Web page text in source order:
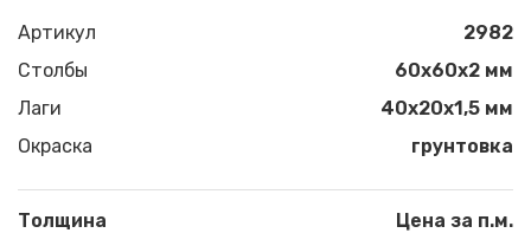
Артикул
2982
Столбы
60х60х2 мм
Лаги
40х20х1,5 мм
Окраска
грунтовка
Толщина Цена за п.м.